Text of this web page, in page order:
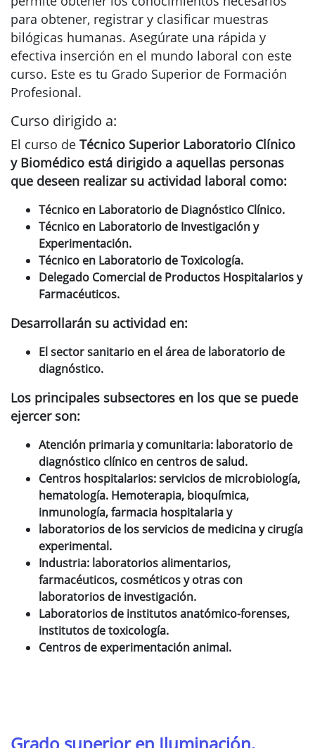
para obtener, registrar y clasificar muestras
bilógicas humanas. Asegúrate una rápida y
efectiva inserción en el mundo laboral con este
curso. Este es tu Grado Superior de Formación
Profesional.
Curso dirigido a:
El curso de Técnico Superior Laboratorio Clínico
y Biomédico está dirigido a aquellas personas
que deseen realizar su actividad laboral como:
Técnico en Laboratorio de Diagnóstico Clínico.
Técnico en Laboratorio de Investigación y
Experimentación.
Técnico en Laboratorio de Toxicología.
Delegado Comercial de Productos Hospitalarios y
Farmacéuticos.
Desarrollarán su actividad en:
El sector sanitario en el área de laboratorio de
diagnóstico.
Los principales subsectores en los que se puede
ejercer son:
Atención primaria y comunitaria: laboratorio de
diagnóstico clínico en centros de salud.
Centros hospitalarios: servicios de microbiología,
hematología. Hemoterapia, bioquímica,
inmunología, farmacia hospitalaria y
laboratorios de los servicios de medicina y cirugía
experimental.
Industria: laboratorios alimentarios,
farmacéuticos, cosméticos y otras con
laboratorios de investigación.
Laboratorios de institutos anatómico-forenses,
institutos de toxicología.
Centros de experimentación animal.